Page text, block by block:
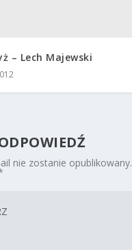
– Lech Majewski
nie zostanie opublikowany.